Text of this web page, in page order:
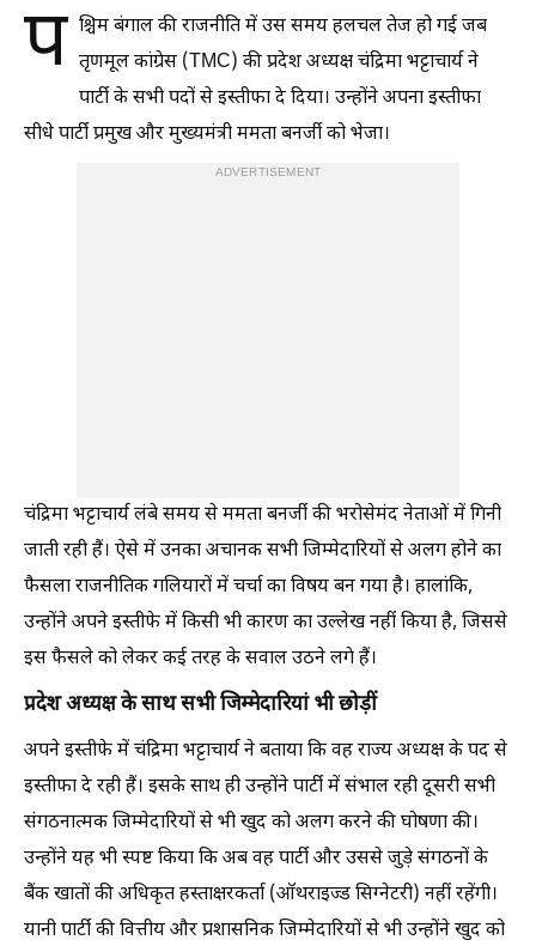
प श्चिम बंगाल की राजनीति में उस समय हलचल तेज हो गई जब
तृणमूल कांग्रेस (TMC) की प्रदेश अध्यक्ष चंद्रिमा भट्टाचार्य ने
पार्टी के सभी पदों से इस्तीफा दे दिया। उन्होंने अपना इस्तीफा
सीधे पार्टी प्रमुख और मुख्यमंत्री ममता बनर्जी को भेजा।
ADVERTISEMENT
चंद्रिमा भट्टाचार्य लंबे समय से ममता बनर्जी की भरोसेमंद नेताओं में गिनी
जाती रही हैं। ऐसे में उनका अचानक सभी जिम्मेदारियों से अलग होने का
फैसला राजनीतिक गलियारों में चर्चा का विषय बन गया है। हालांकि,
उन्होंने अपने इस्तीफे में किसी भी कारण का उल्लेख नहीं किया है, जिससे
इस फैसले को लेकर कई तरह के सवाल उठने लगे हैं।
प्रदेश अध्यक्ष के साथ सभी जिम्मेदारियां भी छोड़ीं
अपने इस्तीफे में चंद्रिमा भट्टाचार्य ने बताया कि वह राज्य अध्यक्ष के पद से
इस्तीफा दे रही हैं। इसके साथ ही उन्होंने पार्टी में संभाल रही दूसरी सभी
संगठनात्मक जिम्मेदारियों से भी खुद को अलग करने की घोषणा की।
उन्होंने यह भी स्पष्ट किया कि अब वह पार्टी और उससे जुड़े संगठनों के
बैंक खातों की अधिकृत हस्ताक्षरकर्ता (ऑथराइज्ड सिग्नेटरी) नहीं रहेंगी।
यानी पार्टी की वित्तीय और प्रशासनिक जिम्मेदारियों से भी उन्होंने खुद को